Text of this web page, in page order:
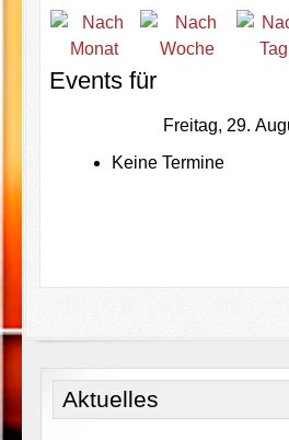
Events für
Freitag, 29.
Keine Termine
Aktuelles